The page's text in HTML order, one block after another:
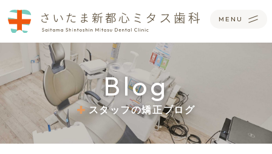
Blog
スタッフの矯正ブログ